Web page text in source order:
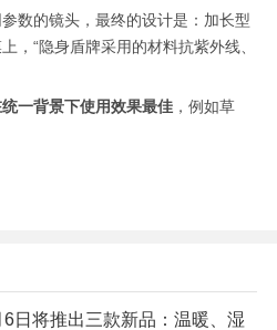
数的镜头，最终的设计是：加长型
，“隐身盾牌采用的材料抗紫外线、
一背景下使用效果最佳，例如草
6日将推出三款新品：温暖、湿